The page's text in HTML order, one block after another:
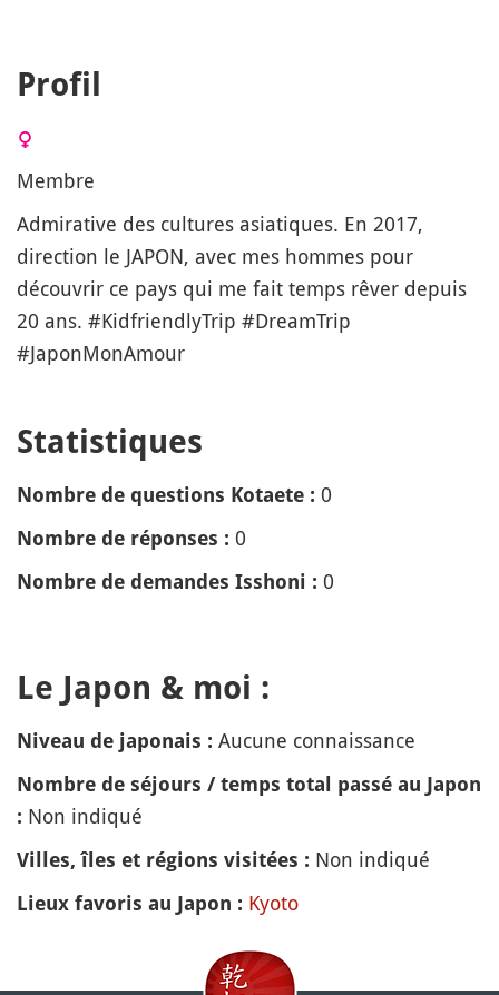
Profil
Membre
Admirative des cultures asiatiques. En 2017,
direction le JAPON, avec mes hommes pour
découvrir ce pays qui me fait temps rêver depuis
20 ans. #KidfriendlyTrip #DreamTrip
#JaponMonAmour
Statistiques
Nombre de questions Kotaete : 0
Nombre de réponses : 0
Nombre de demandes Isshoni : 0
Le Japon & moi :
Niveau de japonais : Aucune connaissance
Nombre de séjours / temps total passé au Japon
: Non indiqué
Villes, îles et régions visitées : Non indiqué
Lieux favoris au Japon : Kyoto